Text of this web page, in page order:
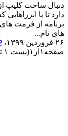
دنبال ساحت کلیپ از
دارد تا با
برنامه از فرمت
های نام...
۲۶ فروردین ۱۳۹۹،‏ ۹:۲۸
صفحه ۱ از ۱(پست ۱ تا ۱)